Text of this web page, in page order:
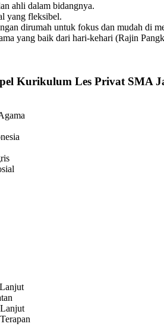
ahli dalam bidangnya.
yang fleksibel.
dirumah untuk fokus dan mudah di
yang baik dari hari-kehari (Rajin
Kurikulum Les Privat SMA